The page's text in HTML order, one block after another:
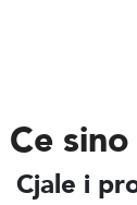
Ce
Cjale i